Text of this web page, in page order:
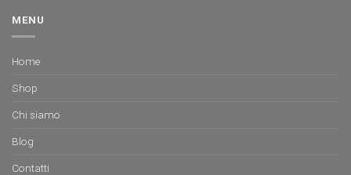
MENU
Home
Shop
Chi siamo
Blog
Contatti